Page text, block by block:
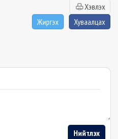
Хэвлэх
Жиргэх
Хуваалцах
Нийтлэх